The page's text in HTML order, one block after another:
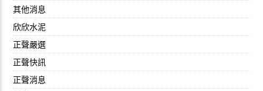
其他消息
欣欣水泥
正聲嚴選
正聲快訊
正聲消息